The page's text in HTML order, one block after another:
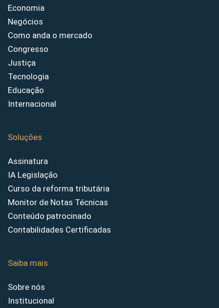
Economia
Negócios
Como anda o mercado
Congresso
Justiça
Tecnologia
Educação
Internacional
Soluções
Assinatura
IA Legislação
Curso da reforma tributária
Monitor de Notas Técnicas
Conteúdo patrocinado
Contabilidades Certificadas
Saiba mais
Sobre nós
Institucional